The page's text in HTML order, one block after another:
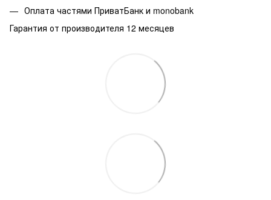
Оплата частями ПриватБанк и monobank
Гарантия от производителя 12 месяцев